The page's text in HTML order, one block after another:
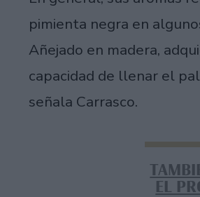
pimienta negra en
Añejado en madera,
capacidad de llenar el
señala Carrasco.
EL